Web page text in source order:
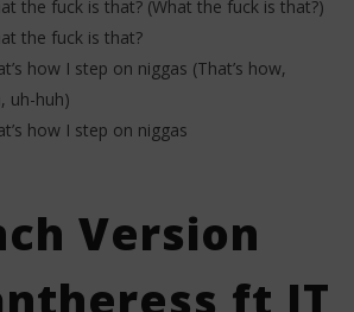
the fuck is that? (What the fuck is that?)
the fuck is that?
how I step on niggas (That’s how,
uh-huh)
how I step on niggas
Version
ft JT